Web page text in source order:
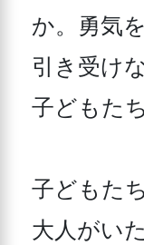
か。勇気
引き受け
子どもた
子どもた
大人がいた